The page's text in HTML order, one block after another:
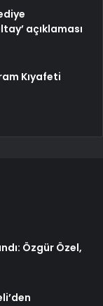
açıklaması
Kıyafeti
Özgür Özel,